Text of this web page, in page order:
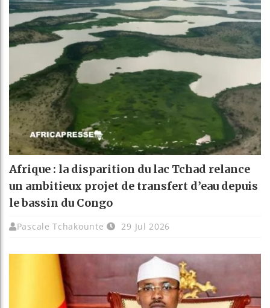
Afrique : la disparition du lac Tchad relance
un ambitieux projet de transfert d’eau depuis
le bassin du Congo
Pascale Tchakounte 29 Jul 2026